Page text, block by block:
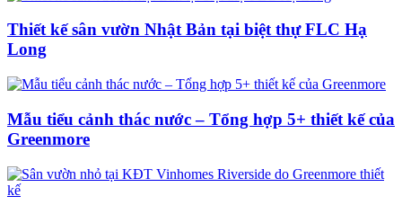
Thiết kế sân vườn Nhật Bản tại biệt thự FLC Hạ
Long
Mẫu tiểu cảnh thác nước – Tổng hợp 5+ thiết kế của
Greenmore